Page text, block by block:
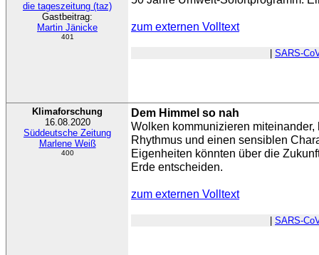
die tageszeitung (taz)
Gastbeitrag:
Martin Jänicke
401
zum externen Volltext
SARS-
Klimaforschung
16.08.2020
Süddeutsche Zeitung
Marlene Weiß
400
Dem Himmel so nah
Wolken kommunizieren
Rhythmus und einen sensiblen
Eigenheiten könnten über die
Erde entscheiden.
zum externen Volltext
SARS-